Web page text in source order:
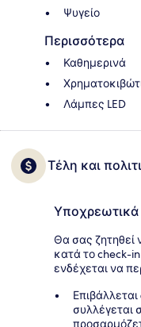
Ψυγείο
Περισσότερα
Καθημερινά
Λάμπες LED
Τέλη και
Υποχρεωτικά
Θα σας ζητηθεί
κατά το check-
ενδέχεται να
συλλέγεται